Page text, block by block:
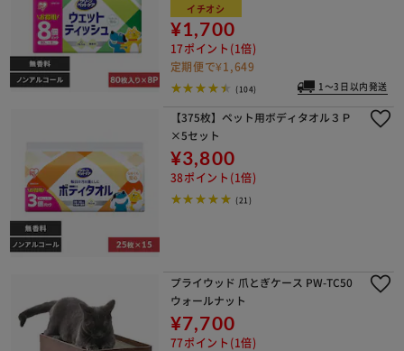
イチオシ
¥1,700
17ポイント(1倍)
定期便で¥1,649
(104) 1～3日以内発送
【375枚】ペット用ボディタオル３Ｐ
×5セット
¥3,800
38ポイント(1倍)
(21)
プライウッド 爪とぎケース PW-TC50
ウォールナット
¥7,700
77ポイント(1倍)
※ご確認ください
カートに入れる 購入手続きへ